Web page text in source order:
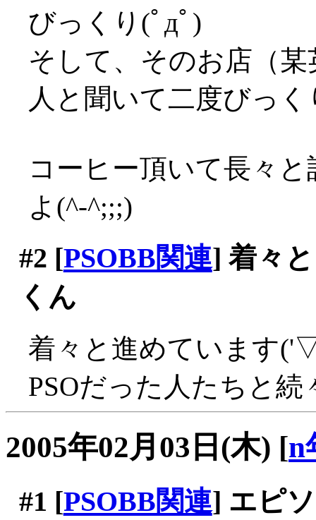
びっくり(ﾟдﾟ)
そして、そのお店（
人と聞いて二度びっ
コーヒー頂いて長々
よ(^-^;;;)
#2 [PSOBB関連] 着々
くん
着々と進めています
PSOだった人たちと
2005年02月03日(木) [n
#1 [PSOBB関連] エピ